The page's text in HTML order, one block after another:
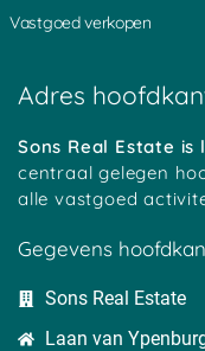
Vastgoed verkopen
Adres
Sons Real Estate
centraal gelegen
alle vastgoed
Gegevens
Sons Real Estate
Laan van